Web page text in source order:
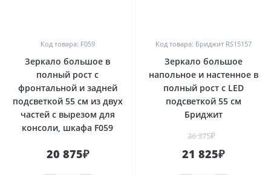
Код товара: F059
Зеркало большое в
полный рост с
фронтальной и задней
подсветкой 55 см из двух
частей с вырезом для
консоли, шкафа F059
20 875₽
Код товара: Бриджит RS15157
Зеркало большое
напольное и настенное в
полный рост с LED
подсветкой 55 см
Бриджит
36 375₽
21 825₽